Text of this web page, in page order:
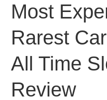
Most
Rarest
All Time
Review